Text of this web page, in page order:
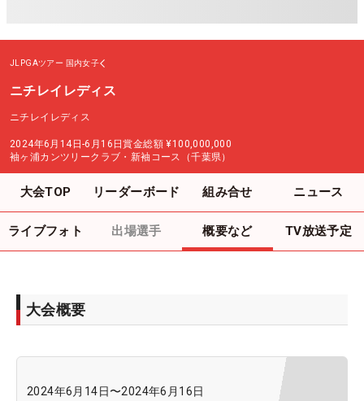
JLPGAツアー 国内女子
ニチレイレディス
ニチレイレディス
2024年6月14日-6月16日賞金総額 ¥100,000,000
袖ヶ浦カンツリークラブ・新袖コース（千葉県）
大会TOP リーダーボード 組み合せ ニュース
ライブフォト 出場選手 概要など TV放送予定
大会概要
2024年6月14日〜2024年6月16日